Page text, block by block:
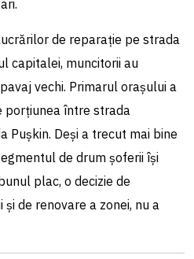
de reparație pe strada
capitalei, muncitorii au
vechi. Primarul orașului a
porțiunea între strada
Pușkin. Deși a trecut mai bine
de drum șoferii își
plac, o decizie de
de renovare a zonei, nu a